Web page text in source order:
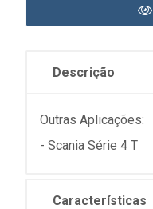
Descrição
Outras Aplicações:
- Scania Série 4 T
Características